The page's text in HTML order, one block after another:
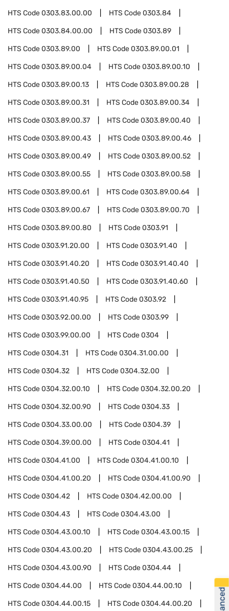
HTS Code0303.83.00.00 HTS Code0303.84
HTS Code0303.84.00.00 HTS Code0303.89
HTS Code0303.89.00 HTS Code0303.89.00.01
HTS Code0303.89.00.04 HTS Code0303.89.00.10
HTS Code0303.89.00.13 HTS Code0303.89.00.28
HTS Code0303.89.00.31 HTS Code0303.89.00.34
HTS Code0303.89.00.37 HTS Code0303.89.00.40
HTS Code0303.89.00.43 HTS Code0303.89.00.46
HTS Code0303.89.00.49 HTS Code0303.89.00.52
HTS Code0303.89.00.55 HTS Code0303.89.00.58
HTS Code0303.89.00.61 HTS Code0303.89.00.64
HTS Code0303.89.00.67 HTS Code0303.89.00.70
HTS Code0303.89.00.80 HTS Code0303.91
HTS Code0303.91.20.00 HTS Code0303.91.40
HTS Code0303.91.40.20 HTS Code0303.91.40.40
HTS Code0303.91.40.50 HTS Code0303.91.40.60
HTS Code0303.91.40.95 HTS Code0303.92
HTS Code0303.92.00.00 HTS Code0303.99
HTS Code0303.99.00.00 HTS Code0304
HTS Code0304.31 HTS Code0304.31.00.00
HTS Code0304.32 HTS Code0304.32.00
HTS Code0304.32.00.10 HTS Code0304.32.00.20
HTS Code0304.32.00.90 HTS Code0304.33
HTS Code0304.33.00.00 HTS Code0304.39
HTS Code0304.39.00.00 HTS Code0304.41
HTS Code0304.41.00 HTS Code0304.41.00.10
HTS Code0304.41.00.20 HTS Code0304.41.00.90
HTS Code0304.42 HTS Code0304.42.00.00
HTS Code0304.43 HTS Code0304.43.00
HTS Code0304.43.00.10 HTS Code0304.43.00.15
HTS Code0304.43.00.20 HTS Code0304.43.00.25
HTS Code0304.43.00.90 HTS Code0304.44
HTS Code0304.44.00 HTS Code0304.44.00.10
HTS Code0304.44.00.15 HTS Code0304.44.00.20